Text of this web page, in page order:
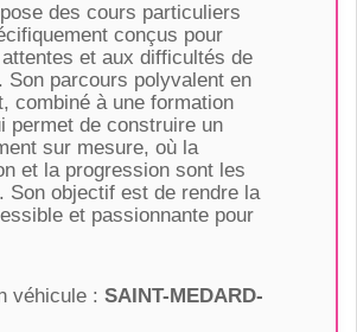
des cours particuliers
conçus pour
et aux difficultés de
Son parcours polyvalent en
combiné à une formation
permet de construire un
sur mesure, où la
et la progression sont les
Son objectif est de rendre la
et passionnante pour
véhicule : SAINT-MEDARD-